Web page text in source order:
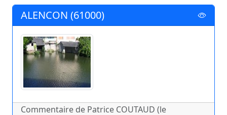
ALENCON (61000)
Commentaire de Patrice COUTAUD (le